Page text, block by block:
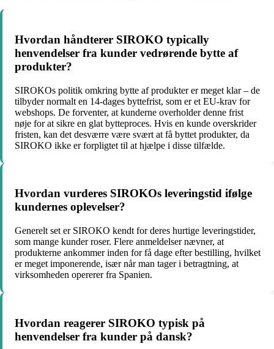
Hvordan håndterer SIROKO typically
henvendelser fra kunder vedrørende bytte af
produkter?
SIROKOs politik omkring bytte af produkter er meget klar – de
tilbyder normalt en 14-dages byttefrist, som er et EU-krav for
webshops. De forventer, at kunderne overholder denne frist
nøje for at sikre en glat bytteproces. Hvis en kunde overskrider
fristen, kan det desværre være svært at få byttet produkter, da
SIROKO ikke er forpligtet til at hjælpe i disse tilfælde.
Hvordan vurderes SIROKOs leveringstid ifølge
kundernes oplevelser?
Generelt set er SIROKO kendt for deres hurtige leveringstider,
som mange kunder roser. Flere anmeldelser nævner, at
produkterne ankommer inden for få dage efter bestilling, hvilket
er meget imponerende, især når man tager i betragtning, at
virksomheden opererer fra Spanien.
Hvordan reagerer SIROKO typisk på
henvendelser fra kunder på dansk?